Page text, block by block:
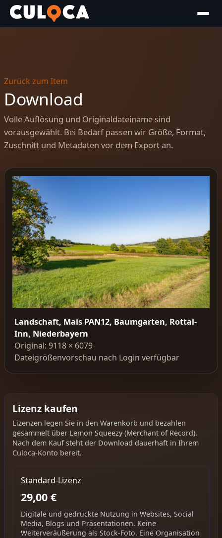
Zurück zum Item
Download
Volle Auflösung und Originaldateiname sind
vorausgewählt. Bei Bedarf passen wir Größe, Format,
Zuschnitt und Metadaten vor dem Export an.
Landschaft, Mais PAN12, Baumgarten, Rottal-
Inn, Niederbayern
Original: 9118 × 6079
Dateigrößenvorschau nach Login verfügbar
Lizenz kaufen
Lizenzen legen Sie in den Warenkorb und bezahlen
gesammelt über Lemon Squeezy (Merchant of Record).
Nach dem Kauf steht der Download dauerhaft in Ihrem
Culoca-Konto bereit.
Standard-Lizenz
29,00 €
Digitale und gedruckte Nutzung in Websites, Social
Media, Blogs und Präsentationen. Keine
Weiterveräußerung als Stock-Foto. Eine Organisation